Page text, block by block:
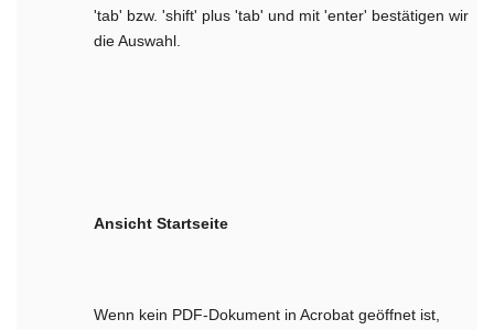
'tab' bzw. 'shift' plus 'tab' und mit 'enter' bestätigen wir
die Auswahl.
Ansicht Startseite
Wenn kein PDF-Dokument in Acrobat geöffnet ist,